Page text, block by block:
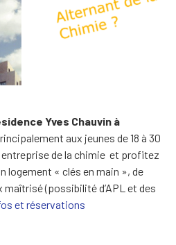
Yves Chauvin à
aux jeunes de 18 à 30
entreprise de la chimie et profitez
logement « clés en main », de
maîtrisé (possibilité d’APL et des
et réservations